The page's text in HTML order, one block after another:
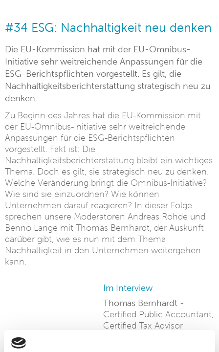
#34 ESG: Nachhaltigkeit neu denken
Die EU-Kommission hat mit der EU-Omnibus-
Initiative sehr weitreichende Anpassungen für die
ESG-Berichtspflichten vorgestellt. Es gilt, die
Nachhaltigkeitsberichterstattung strategisch neu zu
denken.
Zu Beginn des Jahres hat die EU-Kommission mit
der EU-Omnibus-Initiative sehr weitreichende
Anpassungen für die ESG-Berichtspflichten
vorgestellt. Fakt ist: Die
Nachhaltigkeitsberichterstattung bleibt ein wichtiges
Thema. Doch es gilt, sie strategisch neu zu denken.
Welche Veränderung bringt die Omnibus-Initiative?
Wie sind sie einzuordnen? Wie können
Unternehmen darauf reagieren? In dieser Folge
sprechen unsere Moderatoren Andreas Rohde und
Benno Lange mit Thomas Bernhardt, der Auskunft
darüber gibt, wie es nun mit dem Thema
Nachhaltigkeit in den Unternehmen weitergehen
kann.
Im Interview
Thomas Bernhardt -
Certified Public Accountant,
Certified Tax Advisor